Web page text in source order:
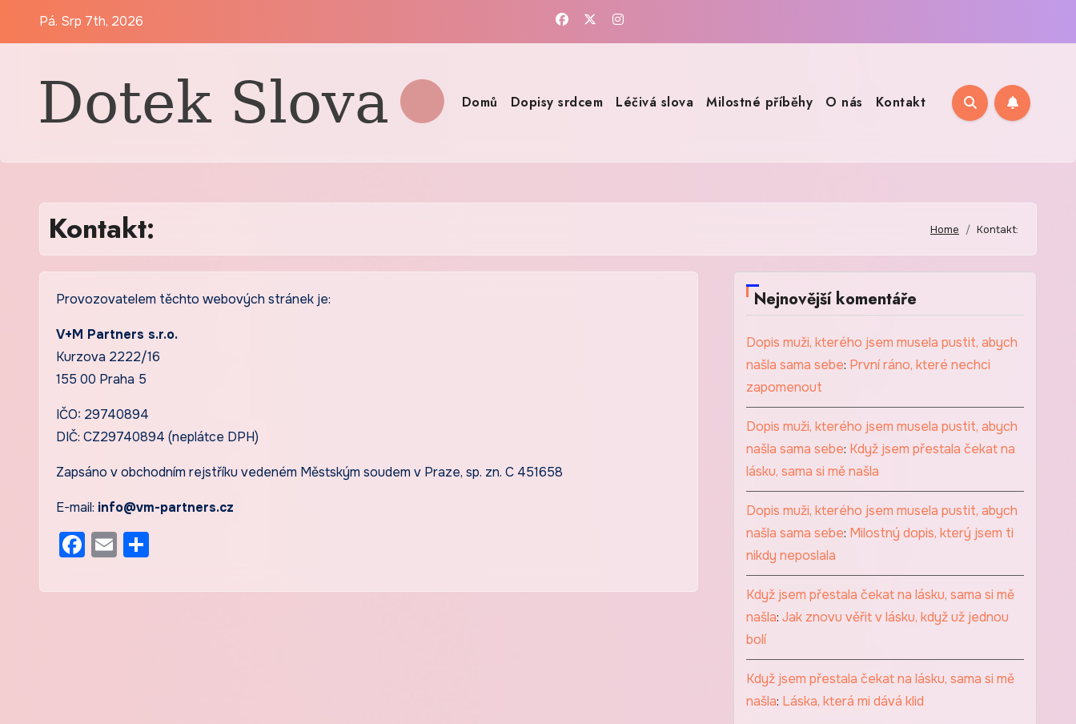
Pá. Srp 7th, 2026
Domů Dopisy srdcem Léčivá slova Milostné příběhy O nás Kontakt
Kontakt: Home Kontakt:
Provozovatelem těchto webových stránek je:
V+M Partners s.r.o.
Kurzova 2222/16
155 00 Praha 5
IČO: 29740894
DIČ: CZ29740894 (neplátce DPH)
Zapsáno v obchodním rejstříku vedeném Městským soudem v Praze, sp. zn. C 451658
E-mail: info@vm-partners.cz
Facebook
Email
Nejnovější komentáře
Dopis muži, kterého jsem musela pustit, abych
našla sama sebe: První ráno, které nechci
zapomenout
Dopis muži, kterého jsem musela pustit, abych
našla sama sebe: Když jsem přestala čekat na
lásku, sama si mě našla
Dopis muži, kterého jsem musela pustit, abych
našla sama sebe: Milostný dopis, který jsem ti
nikdy neposlala
Když jsem přestala čekat na lásku, sama si mě
našla: Jak znovu věřit v lásku, když už jednou
bolí
Když jsem přestala čekat na lásku, sama si mě
našla: Láska, která mi dává klid